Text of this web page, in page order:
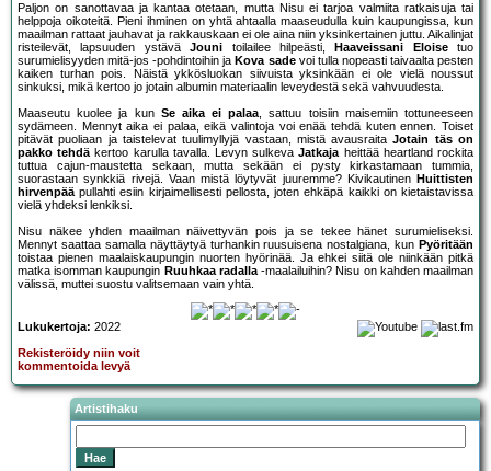
Paljon on sanottavaa ja kantaa otetaan, mutta Nisu ei tarjoa valmiita ratkaisuja tai
helppoja oikoteitä. Pieni ihminen on yhtä ahtaalla maaseudulla kuin kaupungissa, kun
maailman rattaat jauhavat ja rakkauskaan ei ole aina niin yksinkertainen juttu. Aikalinjat
risteilevät, lapsuuden ystäväJouni toilailee hilpeästi, Haaveissani Eloisetuo
surumielisyyden mitä-jos -pohdintoihin ja Kova sadevoi tulla nopeasti taivaalta pesten
kaiken turhan pois. Näistä ykkösluokan siivuista yksinkään ei ole vielä noussut
sinkuksi, mikä kertoo jo jotain albumin materiaalin leveydestä sekä vahvuudesta.
Maaseutu kuolee ja kun Se aika ei palaa, sattuu toisiin maisemiin tottuneeseen
sydämeen. Mennyt aika ei palaa, eikä valintoja voi enää tehdä kuten ennen. Toiset
pitävät puoliaan ja taistelevat tuulimyllyjä vastaan, mistä avausraitaJotain täs on
pakko tehdäkertoo karulla tavalla. Levyn sulkevaJatkajaheittää heartland rockita
tuttua cajun-maustetta sekaan, mutta sekään ei pysty kirkastamaan tummia,
suorastaan synkkiä rivejä. Vaan mistä löytyvät juuremme? Kivikautinen Huittisten
hirvenpääpullahti esiin kirjaimellisesti pellosta, joten ehkäpä kaikki on kietaistavissa
vielä yhdeksi lenkiksi.
Nisu näkee yhden maailman näivettyvän pois ja se tekee hänet surumieliseksi.
Mennyt saattaa samalla näyttäytyä turhankin ruusuisena nostalgiana, kun Pyöritään
toistaa pienen maalaiskaupungin nuorten hyörinää. Ja ehkei siitä ole niinkään pitkä
matka isomman kaupungin Ruuhkaa radalla-maalailuihin? Nisu on kahden maailman
välissä, muttei suostu valitsemaan vain yhtä.
Lukukertoja: 2022
Rekisteröidy niin voit
kommentoida levyä
Artistihaku